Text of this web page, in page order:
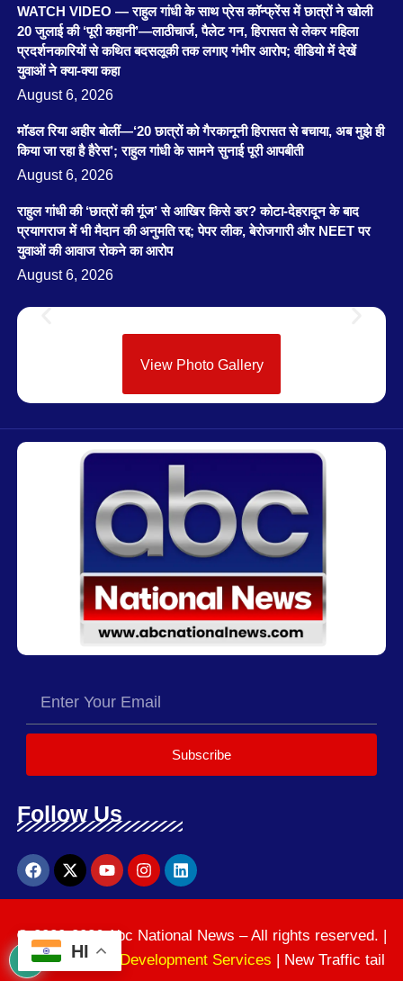
WATCH VIDEO — राहुल गांधी के साथ प्रेस कॉन्फ्रेंस में छात्रों ने खोली
20 जुलाई की ‘पूरी कहानी’—लाठीचार्ज, पैलेट गन, हिरासत से लेकर महिला
प्रदर्शनकारियों से कथित बदसलूकी तक लगाए गंभीर आरोप; वीडियो में देखें
युवाओं ने क्या-क्या कहा
August 6, 2026
मॉडल रिया अहीर बोलीं—‘20 छात्रों को गैरकानूनी हिरासत से बचाया, अब मुझे ही
किया जा रहा है हैरेस’; राहुल गांधी के सामने सुनाई पूरी आपबीती
August 6, 2026
राहुल गांधी की ‘छात्रों की गूंज’ से आखिर किसे डर? कोटा-देहरादून के बाद
प्रयागराज में भी मैदान की अनुमति रद्द; पेपर लीक, बेरोजगारी और NEET पर
युवाओं की आवाज रोकने का आरोप
August 6, 2026
View Photo Gallery
Subscribe
Follow Us
© 2020-2026 Abc National News – All rights reserved. |
News Website Development Services | New Traffic tail
HI